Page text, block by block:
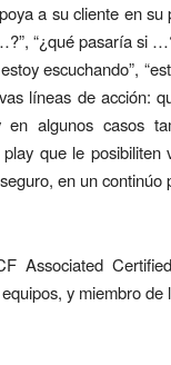
a su cliente en
“¿qué pasaría si
escuchando”,
líneas de acción:
en algunos casos
que le
en un
Associated
y miembro